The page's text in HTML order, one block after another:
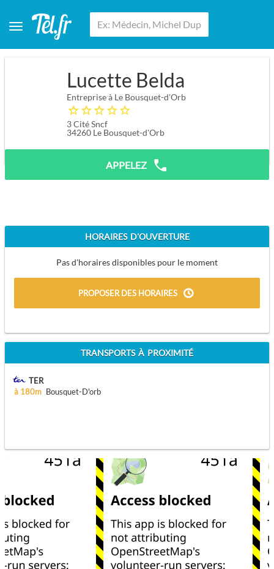
Lucette Belda
Entreprise à Le Bousquet-d'Orb
3 Cité Sncf
34260 Le Bousquet-d'Orb
APPELEZ
HORAIRES D'OUVERTURE
Pas d'horaires disponibles pour le moment
PROPOSER DES HORAIRES
TRANSPORTS À PROXIMITÉ
TER
à 180m Bousquet-D'orb